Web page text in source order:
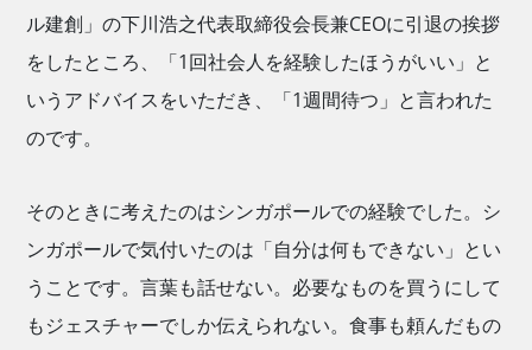
ル建創」の下川浩之代表取締役会長兼CEOに引退の挨拶
をしたところ、「1回社会人を経験したほうがいい」と
いうアドバイスをいただき、「1週間待つ」と言われた
のです。
そのときに考えたのはシンガポールでの経験でした。シ
ンガポールで気付いたのは「自分は何もできない」とい
うことです。言葉も話せない。必要なものを買うにして
もジェスチャーでしか伝えられない。食事も頼んだもの